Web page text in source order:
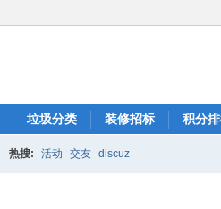
垃圾分类 装修招标 积分
热搜: 活动 交友 discuz